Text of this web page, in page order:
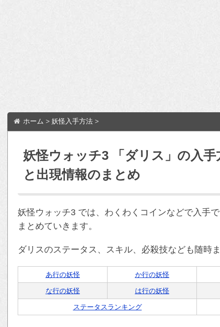
ホーム > 妖怪入手方法 >
妖怪ウォッチ3 「ダリス」の入
と出現情報のまとめ
妖怪ウォッチ3 では、わくわくコインなどで入手
まとめていきます。
ダリスのステータス、スキル、必殺技なども随時
あ行の妖怪 か行の妖怪
な行の妖怪 は行の妖怪
ステータスランキング